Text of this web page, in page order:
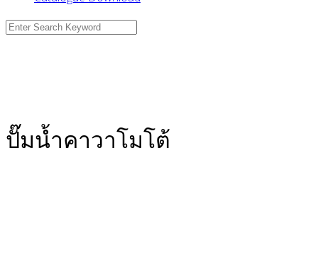
Search
ปั๊มน้ำคาวาโมโต้